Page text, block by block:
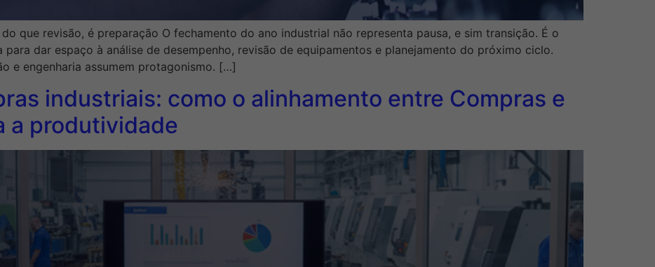
que revisão, é preparação O fechamento do ano industrial não representa pausa, e sim transição. É o
dar espaço à análise de desempenho, revisão de equipamentos e planejamento do próximo ciclo.
e engenharia assumem protagonismo. […]
industriais: como o alinhamento entre Compras e
a produtividade